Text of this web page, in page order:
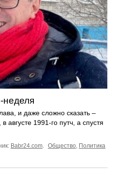
неделя
и даже сложно сказать –
августе 1991-го путч, а спустя
Babr24.com. Общество, Политика